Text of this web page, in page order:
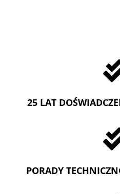
25 LAT
PORADY